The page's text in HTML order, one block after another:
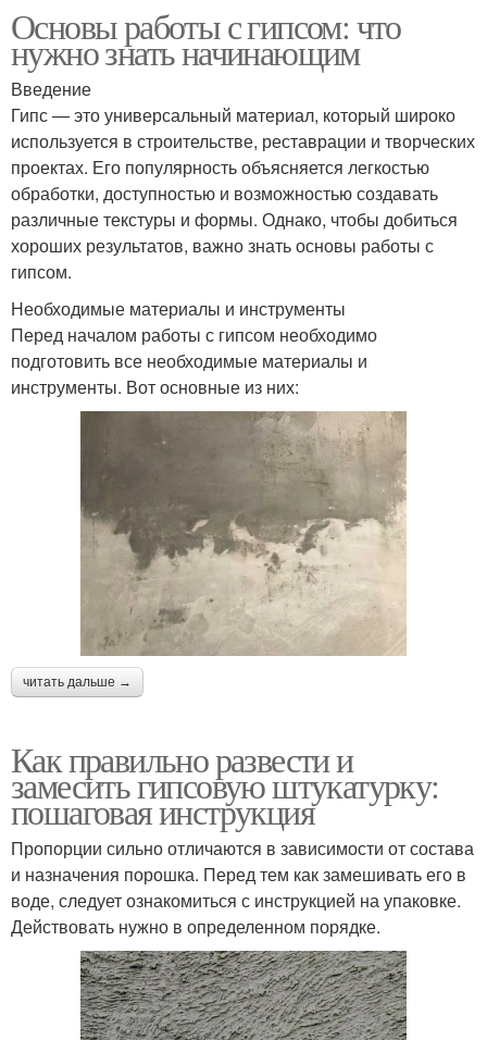
Основы работы с гипсом: что
нужно знать начинающим
Введение
Гипс — это универсальный материал, который широко
используется в строительстве, реставрации и творческих
проектах. Его популярность объясняется легкостью
обработки, доступностью и возможностью создавать
различные текстуры и формы. Однако, чтобы добиться
хороших результатов, важно знать основы работы с
гипсом.
Необходимые материалы и инструменты
Перед началом работы с гипсом необходимо
подготовить все необходимые материалы и
инструменты. Вот основные из них:
читать дальше →
Как правильно развести и
замесить гипсовую штукатурку:
пошаговая инструкция
Пропорции сильно отличаются в зависимости от состава
и назначения порошка. Перед тем как замешивать его в
воде, следует ознакомиться с инструкцией на упаковке.
Действовать нужно в определенном порядке.